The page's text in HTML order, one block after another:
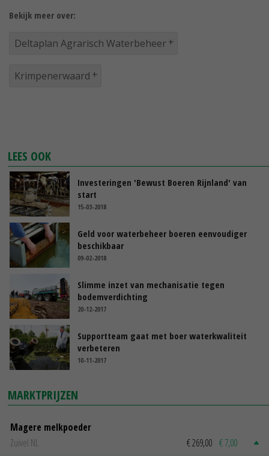
Bekijk meer over:
Deltaplan Agrarisch Waterbeheer
Krimpenerwaard
LEES OOK
Investeringen 'Bewust Boeren Rijnland' van
start
15-03-2018
Geld voor waterbeheer boeren eenvoudiger
beschikbaar
09-02-2018
Slimme inzet van mechanisatie tegen
bodemverdichting
20-12-2017
Supportteam gaat met boer waterkwaliteit
verbeteren
10-11-2017
MARKTPRIJZEN
Magere melkpoeder
Zuivel NL
€ 269,00 € 7,00